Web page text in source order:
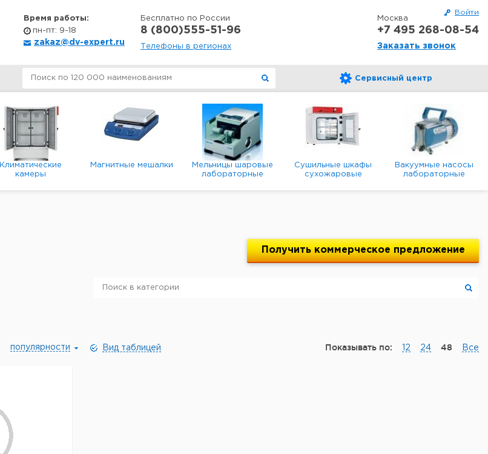
Войти
Время работы:
пн-пт: 9-18
zakaz@dv-expert.ru
Бесплатно по России
8 (800)555-51-96
Телефоны в регионах
Москва
+7 495 268-08-54
Заказать звонок
Сервисный центр
Климатические
камеры
Магнитные мешалки
Мельницы шаровые
лабораторные
Сушильные шкафы
сухожаровые
Вакуумные насосы
лабораторные
мембранные
Получить коммерческое предложение
популярности Вид таблицей Показывать по: 12 24 48 Все